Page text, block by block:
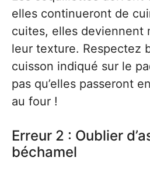
elles continueront de
cuites, elles deviennent
leur texture. Respectez
cuisson indiqué sur le
pas qu’elles passeront
au four !
Erreur 2 : Oublier
béchamel